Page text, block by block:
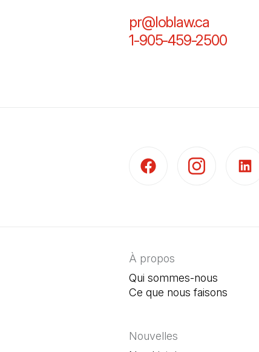
pr@loblaw.ca
1-905-459-2500(Il
À propos
Qui sommes-nous
Ce que nous faisons
Nouvelles